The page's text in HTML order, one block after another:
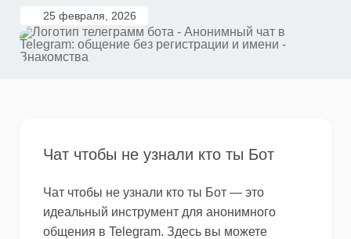
25 февраля, 2026
Чат чтобы не узнали кто ты Бот
Чат чтобы не узнали кто ты Бот — это
идеальный инструмент для анонимного
общения в Telegram. Здесь вы можете